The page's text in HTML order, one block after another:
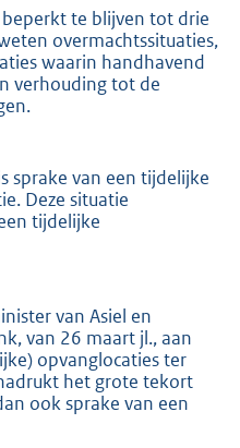
te blijven tot drie
overmachtssituaties,
waarin handhavend
verhouding tot de
sprake van een tijdelijke
Deze situatie
tijdelijke
van Asiel en
van 26 maart jl., aan
opvanglocaties ter
het grote tekort
ook sprake van een